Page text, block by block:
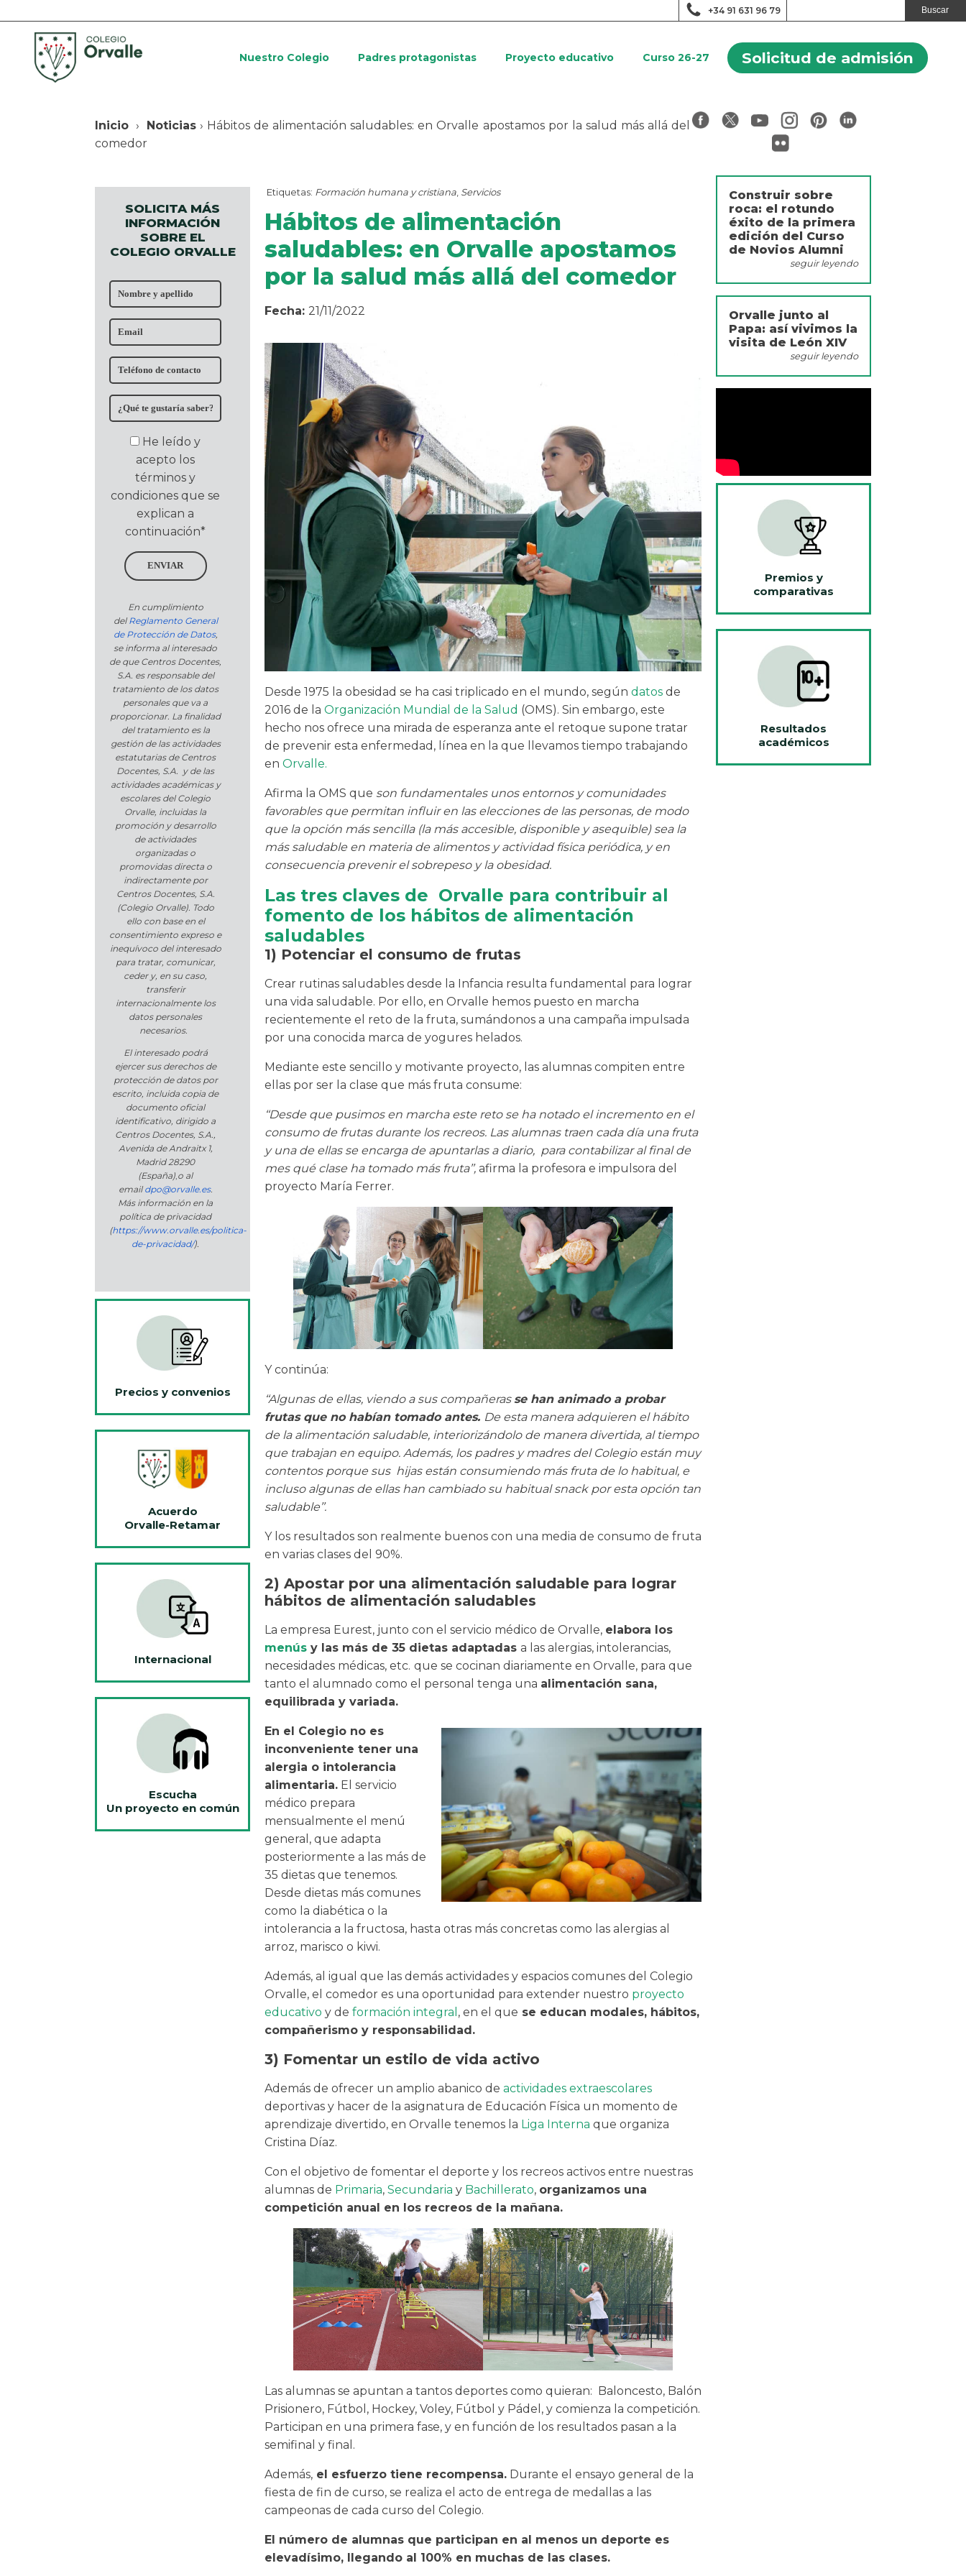
+34 91 631 96 79
Nuestro Colegio Padres protagonistas Proyecto educativo Curso 26-27 Solicitud de admisión
Inicio › Noticias › Hábitos de alimentación saludables: en Orvalle apostamos por la salud más allá del
comedor
SOLICITA MÁS
INFORMACIÓN
SOBRE EL
COLEGIO ORVALLE
He leído y
acepto los
términos y
condiciones que se
explican a
continuación*
ENVIAR
En cumplimiento
delReglamento General
de Protección de Datos,
se informa al interesado
de que Centros Docentes,
S.A. es responsable del
tratamiento de los datos
personales que va a
proporcionar. La finalidad
del tratamiento es la
gestión de las actividades
estatutarias de Centros
Docentes, S.A. y de las
actividades académicas y
escolares del Colegio
Orvalle, incluidas la
promoción y desarrollo
de actividades
organizadas o
promovidas directa o
indirectamente por
Centros Docentes, S.A.
(Colegio Orvalle). Todo
ello con base en el
consentimiento expreso e
inequívoco del interesado
para tratar, comunicar,
ceder y, en su caso,
transferir
internacionalmente los
datos personales
necesarios.
El interesado podrá
ejercer sus derechos de
protección de datos por
escrito, incluida copia de
documento oficial
identificativo, dirigido a
Centros Docentes, S.A.,
Avenida de Andraitx 1,
Madrid 28290
(España),o al
emaildpo@orvalle.es.
Más información en la
política de privacidad
(https://www.orvalle.es/politica-
de-privacidad/).
Precios y convenios
Acuerdo
Orvalle-Retamar
Internacional
Escucha
Un proyecto en común
Etiquetas: Formación humana y cristiana, Servicios
Hábitos de alimentación
saludables: en Orvalle apostamos
por la salud más allá del comedor
Fecha: 21/11/2022
Desde 1975 la obesidad se ha casi triplicado en el mundo, según datos de
2016 de la Organización Mundial de la Salud (OMS). Sin embargo, este
hecho nos ofrece una mirada de esperanza ante el retoque supone tratar
de prevenir esta enfermedad, línea en la que llevamos tiempo trabajando
en Orvalle.
Afirma la OMS que son fundamentales unos entornos y comunidades
favorables que permitan influir en las elecciones de las personas, de modo
que la opción más sencilla (la más accesible, disponible y asequible) sea la
más saludable en materia de alimentos y actividad física periódica, y en
consecuencia prevenir el sobrepeso y la obesidad.
Las tres claves de Orvalle para contribuir al
fomento de los hábitos de alimentación
saludables
1) Potenciar el consumo de frutas
Crear rutinas saludables desde la Infancia resulta fundamental para lograr
una vida saludable. Por ello, en Orvalle hemos puesto en marcha
recientemente el reto de la fruta, sumándonos a una campaña impulsada
por una conocida marca de yogures helados.
Mediante este sencillo y motivante proyecto, las alumnas compiten entre
ellas por ser la clase que más fruta consume:
‘‘Desde que pusimos en marcha este reto se ha notado el incremento en el
consumo de frutas durante los recreos. Las alumnas traen cada día una fruta
y una de ellas se encarga de apuntarlas a diario, para contabilizar al final de
mes qué clase ha tomado más fruta’’, afirma la profesora e impulsora del
proyecto María Ferrer.
Y continúa:
‘‘Algunas de ellas, viendo a sus compañerasse han animado a probar
frutas que no habían tomado antes. De esta manera adquieren el hábito
de la alimentación saludable, interiorizándolo de manera divertida, al tiempo
que trabajan en equipo. Además, los padres y madres del Colegio están muy
contentos porque sus hijas están consumiendo más fruta de lo habitual, e
incluso algunas de ellas han cambiado su habitual snack por esta opción tan
saludable’’.
Y los resultados son realmente buenos con una media de consumo de fruta
en varias clases del 90%.
2) Apostar por una alimentación saludable para lograr
hábitos de alimentación saludables
La empresa Eurest, junto con el servicio médico de Orvalle, elabora los
menús y las más de 35 dietas adaptadas a las alergias, intolerancias,
necesidades médicas, etc. que se cocinan diariamente en Orvalle, para que
tanto el alumnado como el personal tenga una alimentación sana,
equilibrada y variada.
En el Colegio no es
inconveniente tener una
alergia o intolerancia
alimentaria. El servicio
médico prepara
mensualmente el menú
general, que adapta
posteriormente a las más de
35 dietas que tenemos.
Desde dietas más comunes
como la diabética o la
intolerancia a la fructosa, hasta otras más concretas como las alergias al
arroz, marisco o kiwi.
Además, al igual que las demás actividades y espacios comunes del Colegio
Orvalle, el comedor es una oportunidad para extender nuestro proyecto
educativo y de formación integral , en el que se educan modales, hábitos,
compañerismo y responsabilidad.
3) Fomentar un estilo de vida activo
Además de ofrecer un amplio abanico de actividades extraescolares
deportivas y hacer de la asignatura de Educación Física un momento de
aprendizaje divertido, en Orvalle tenemos la Liga Interna que organiza
Cristina Díaz.
Con el objetivo de fomentar el deporte y los recreos activos entre nuestras
alumnas de Primaria, Secundaria y Bachillerato, organizamos una
competición anual en los recreos de la mañana.
Las alumnas se apuntan a tantos deportes como quieran: Baloncesto, Balón
Prisionero, Fútbol, Hockey, Voley, Fútbol y Pádel, y comienza la competición.
Participan en una primera fase, y en función de los resultados pasan a la
semifinal y final.
Además, el esfuerzo tiene recompensa. Durante el ensayo general de la
fiesta de fin de curso, se realiza el acto de entrega de medallas a las
campeonas de cada curso del Colegio.
El número de alumnas que participan en al menos un deporte es
elevadísimo, llegando al 100% en muchas de las clases.
Construir sobre
roca: el rotundo
éxito de la primera
edición del Curso
de Novios Alumni
seguir leyendo
Orvalle junto al
Papa: así vivimos la
visita de León XIV
seguir leyendo
Premios y
comparativas
Resultados
académicos